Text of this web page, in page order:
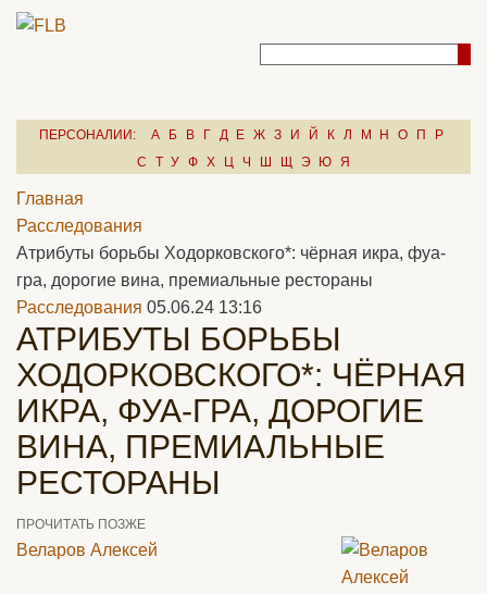
ПЕРСОНАЛИИ: А Б В Г Д Е Ж З И Й К Л М Н О П
Р
С
Т У Ф Х Ц Ч Ш Щ Э Ю Я
Главная
Расследования
Атрибуты борьбы Ходорковского*: чёрная икра, фуа-
гра, дорогие вина, премиальные рестораны
Расследования 05.06.24 13:16
АТРИБУТЫ БОРЬБЫ
ХОДОРКОВСКОГО*: ЧЁРНАЯ
ИКРА, ФУА-ГРА, ДОРОГИЕ
ВИНА, ПРЕМИАЛЬНЫЕ
РЕСТОРАНЫ
ПРОЧИТАТЬ ПОЗЖЕ
Веларов Алексей